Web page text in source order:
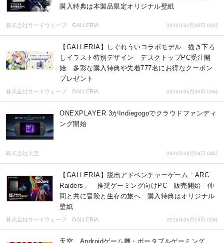
購入特典は本製品限定オリジナル壁紙
株式会社サードウェーブ GALLERIA 2026年06月30日 03時
【GALLERIA】しぐれういコラボモデル 描き下ろ
しイラスト特別デザイン デスクトップPC受注開
始 多彩な購入特典や先着777名にお得なクーポン
プレゼント
株式会社サードウェーブ GALLERIA 2026年06月30日 03時
ONEXPLAYER 3がIndiegogoでクラウドファンディ
ング開始
株式会社天空 2026年06月24日 04時
【GALLERIA】脱出アドベンチャーゲーム「ARC
Raiders」 推奨ゲーミング向けPC 販売開始 仲
間と共に冒険と生存の旅へ 購入特典はオリジナル
壁紙
株式会社サードウェーブ GALLERIA 2026年06月19日 02時
天空、Androidゲーム機・ポータブルゲーミング